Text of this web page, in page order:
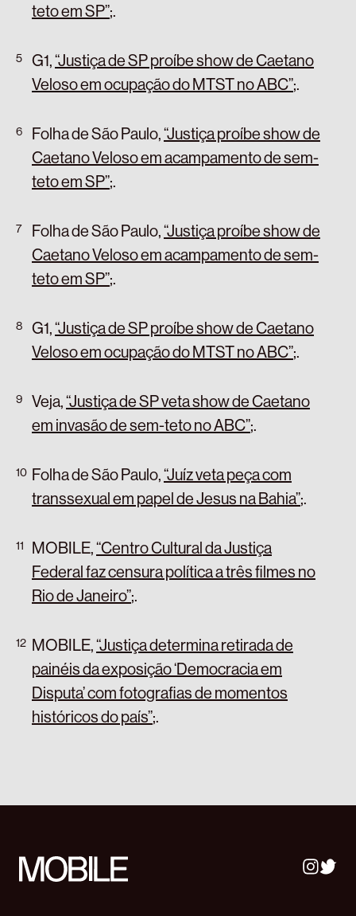
teto em SP”;.
G1,“Justiça de SP proíbe show de Caetano
Veloso em ocupação do MTST no ABC”;.
Folha de São Paulo,“Justiça proíbe show de
Caetano Veloso em acampamento de sem-
teto em SP”;.
Folha de São Paulo,“Justiça proíbe show de
Caetano Veloso em acampamento de sem-
teto em SP”;.
G1,“Justiça de SP proíbe show de Caetano
Veloso em ocupação do MTST no ABC”;.
Veja,“Justiça de SP veta show de Caetano
em invasão de sem-teto no ABC”;.
Folha de São Paulo,“Juíz veta peça com
transsexual em papel de Jesus na Bahia”;.
MOBILE,“Centro Cultural da Justiça
Federal faz censura política a três filmes no
Rio de Janeiro”;.
MOBILE,“Justiça determina retirada de
painéis da exposição ‘Democracia em
Disputa’ com fotografias de momentos
históricos do país”;.